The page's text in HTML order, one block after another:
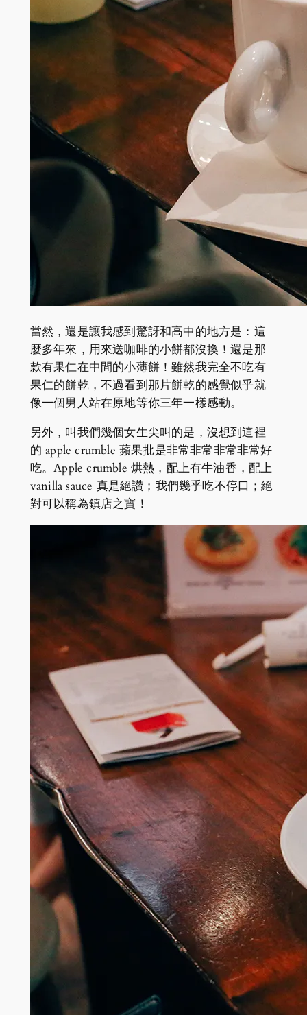
當然，還是讓我感到驚訝和高中的地方是：這
麼多年來，用來送咖啡的小餅都沒換！還是那
款有果仁在中間的小薄餅！雖然我完全不吃有
果仁的餅乾，不過看到那片餅乾的感覺似乎就
像一個男人站在原地等你三年一樣感動。
另外，叫我們幾個女生尖叫的是，沒想到這裡
的 apple crumble 蘋果批是非常非常非常非常好
吃。Apple crumble 烘熱，配上有牛油香，配上
vanilla sauce 真是絕讚；我們幾乎吃不停口；絕
對可以稱為鎮店之寶！